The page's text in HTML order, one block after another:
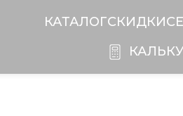
КАТАЛОГСКИДКИ